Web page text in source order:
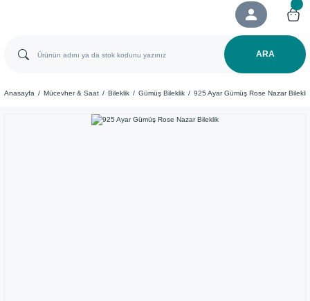
ARA
Anasayfa Mücevher & Saat Bileklik Gümüş Bileklik 925 Ayar Gümüş Rose Nazar Bileklik